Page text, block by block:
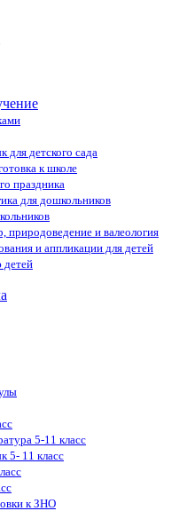
для детского сада
к школе
праздника
для дошкольников
и валеология
и аппликации для детей
детей
5-11 класс
5- 11 класс
к ЗНО